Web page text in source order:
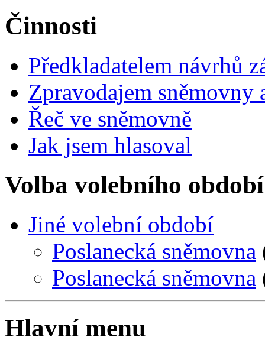
Činnosti
Předkladatelem návrhů
Zpravodajem
Řeč ve sněmovně
Jak jsem hlasoval
Volba volebního období
Jiné volební období
Poslanecká sněmovna
Poslanecká sněmovna
Hlavní menu